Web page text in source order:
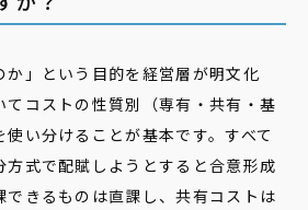
か」という目的を経営層が明文化
てコストの性質別（専有・共有・基
い分けることが基本です。すべて
方式で配賦しようとすると合意形成
きるものは直課し、共有コストは